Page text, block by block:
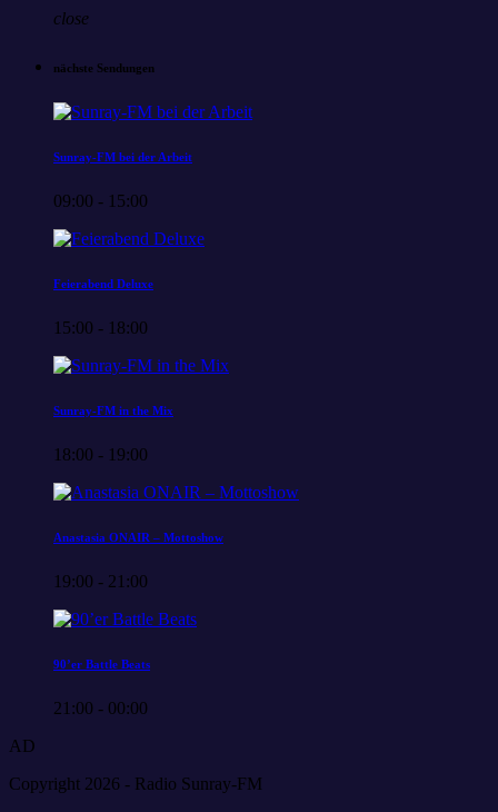
close
nächste Sendungen
Sunray-FM bei der Arbeit
09:00 - 15:00
Feierabend Deluxe
15:00 - 18:00
Sunray-FM in the Mix
18:00 - 19:00
Anastasia ONAIR – Mottoshow
19:00 - 21:00
90’er Battle Beats
21:00 - 00:00
AD
Copyright 2026 - Radio Sunray-FM